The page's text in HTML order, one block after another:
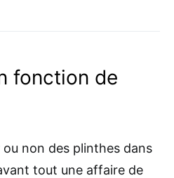
fonction de
ou non des plinthes dans
tout une affaire de